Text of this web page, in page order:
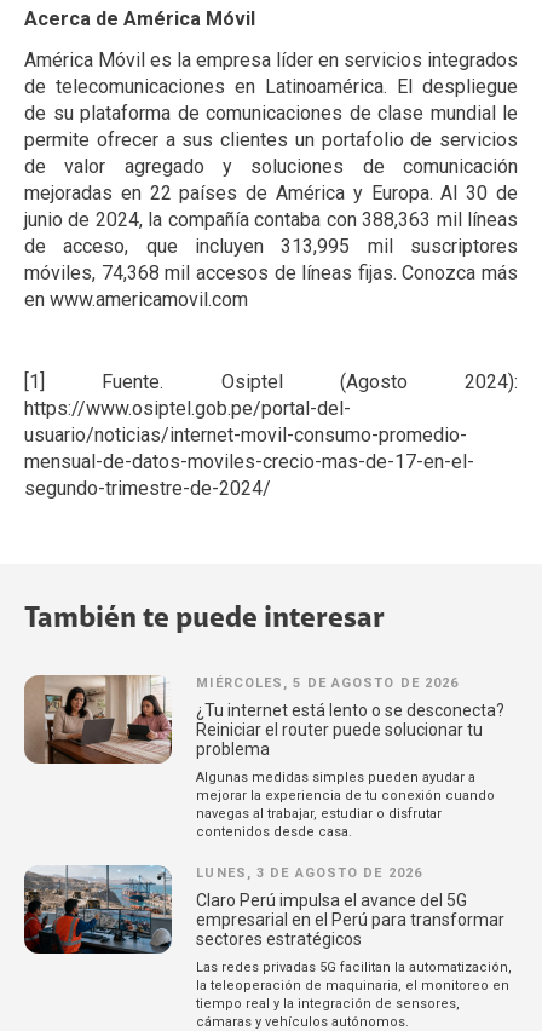
Acerca de América Móvil
América Móvil es la empresa líder en servicios integrados
de telecomunicaciones en Latinoamérica. El despliegue
de su plataforma de comunicaciones de clase mundial le
permite ofrecer a sus clientes un portafolio de servicios
de valor agregado y soluciones de comunicación
mejoradas en 22 países de América y Europa. Al 30 de
junio de 2024, la compañía contaba con 388,363 mil líneas
de acceso, que incluyen 313,995 mil suscriptores
móviles, 74,368 mil accesos de líneas fijas. Conozca más
en www.americamovil.com
[1] Fuente. Osiptel (Agosto 2024):
https://www.osiptel.gob.pe/portal-del-
usuario/noticias/internet-movil-consumo-promedio-
mensual-de-datos-moviles-crecio-mas-de-17-en-el-
segundo-trimestre-de-2024/
También te puede interesar
MIÉRCOLES, 5 DE AGOSTO DE 2026
¿Tu internet está lento o se desconecta?
Reiniciar el router puede solucionar tu
problema
Algunas medidas simples pueden ayudar a
mejorar la experiencia de tu conexión cuando
navegas al trabajar, estudiar o disfrutar
contenidos desde casa.
LUNES, 3 DE AGOSTO DE 2026
Claro Perú impulsa el avance del 5G
empresarial en el Perú para transformar
sectores estratégicos
Las redes privadas 5G facilitan la automatización,
la teleoperación de maquinaria, el monitoreo en
tiempo real y la integración de sensores,
cámaras y vehículos autónomos.